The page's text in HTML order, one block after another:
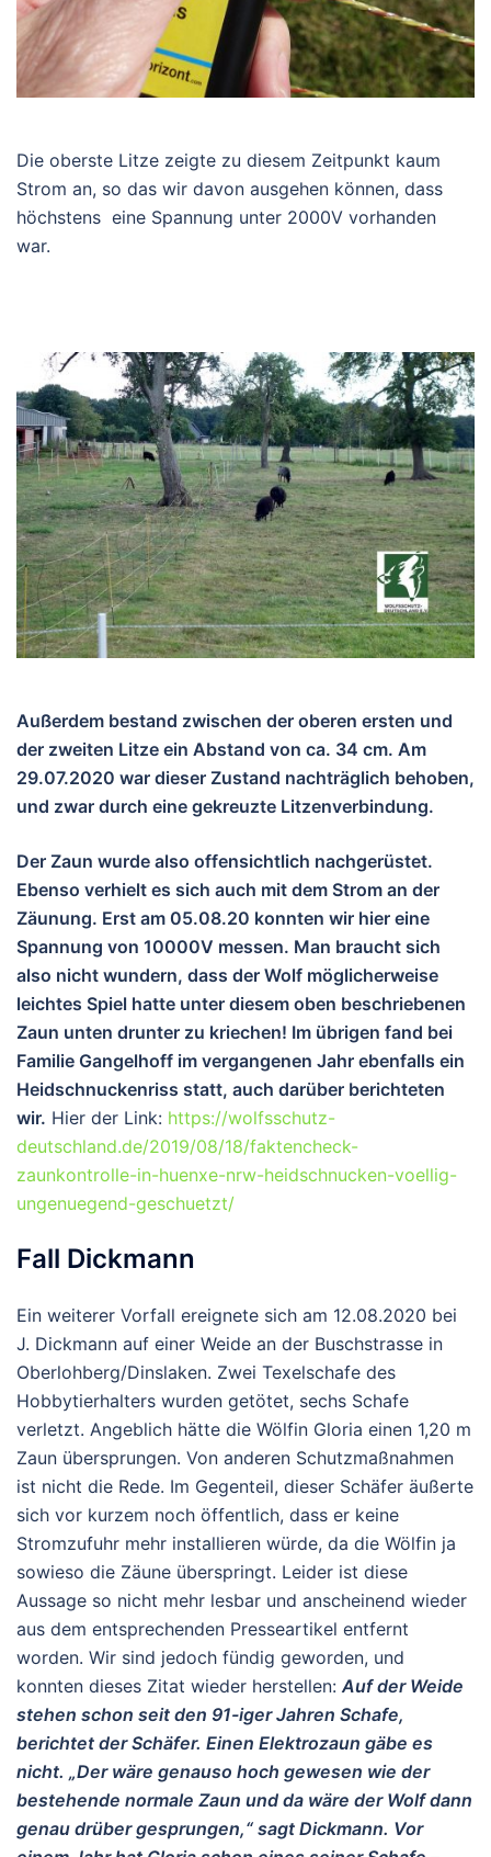
Die oberste Litze zeigte zu diesem Zeitpunkt kaum
Strom an, so das wir davon ausgehen können, dass
höchstens eine Spannung unter 2000V vorhanden
war.
Außerdem bestand zwischen der oberen ersten und
der zweiten Litze ein Abstand von ca. 34 cm. Am
29.07.2020 war dieser Zustand nachträglich behoben,
und zwar durch eine gekreuzte Litzenverbindung.
Der Zaun wurde also offensichtlich nachgerüstet.
Ebenso verhielt es sich auch mit dem Strom an der
Zäunung. Erst am 05.08.20 konnten wir hier eine
Spannung von 10000V messen. Man braucht sich
also nicht wundern, dass der Wolf möglicherweise
leichtes Spiel hatte unter diesem oben beschriebenen
Zaun unten drunter zu kriechen! Im übrigen fand bei
Familie Gangelhoff im vergangenen Jahr ebenfalls ein
Heidschnuckenriss statt, auch darüber berichteten
wir. Hier der Link: https://wolfsschutz-
deutschland.de/2019/08/18/faktencheck-
zaunkontrolle-in-huenxe-nrw-heidschnucken-voellig-
ungenuegend-geschuetzt/
Fall Dickmann
Ein weiterer Vorfall ereignete sich am 12.08.2020 bei
J. Dickmann auf einer Weide an der Buschstrasse in
Oberlohberg/Dinslaken. Zwei Texelschafe des
Hobbytierhalters wurden getötet, sechs Schafe
verletzt. Angeblich hätte die Wölfin Gloria einen 1,20 m
Zaun übersprungen. Von anderen Schutzmaßnahmen
ist nicht die Rede. Im Gegenteil, dieser Schäfer äußerte
sich vor kurzem noch öffentlich, dass er keine
Stromzufuhr mehr installieren würde, da die Wölfin ja
sowieso die Zäune überspringt. Leider ist diese
Aussage so nicht mehr lesbar und anscheinend wieder
aus dem entsprechenden Presseartikel entfernt
worden. Wir sind jedoch fündig geworden, und
konnten dieses Zitat wieder herstellen: Auf der Weide
stehen schon seit den 91-iger Jahren Schafe,
berichtet der Schäfer. Einen Elektrozaun gäbe es
nicht. „Der wäre genauso hoch gewesen wie der
bestehende normale Zaun und da wäre der Wolf dann
genau drüber gesprungen,“ sagt Dickmann. Vor